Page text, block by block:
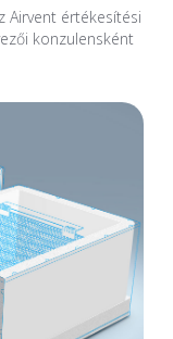
Airvent értékesítési
konzulensként